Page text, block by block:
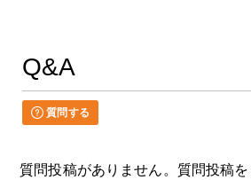
Q&A
質問する
質問投稿がありません。質問投稿